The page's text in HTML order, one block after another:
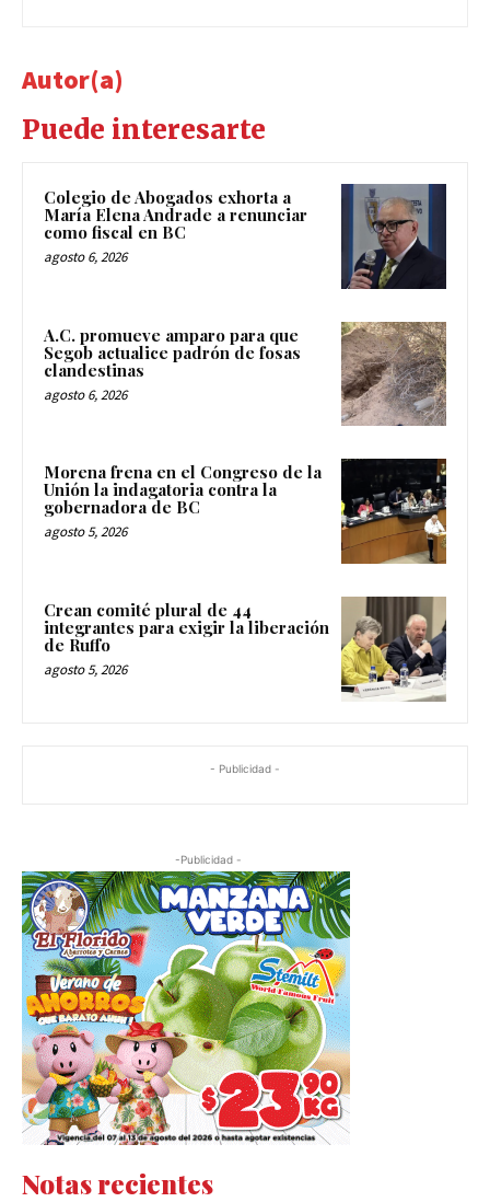
Autor(a)
Puede interesarte
Colegio de Abogados exhorta a
María Elena Andrade a renunciar
como fiscal en BC
agosto 6, 2026
A.C. promueve amparo para que
Segob actualice padrón de fosas
clandestinas
agosto 6, 2026
Morena frena en el Congreso de la
Unión la indagatoria contra la
gobernadora de BC
agosto 5, 2026
Crean comité plural de 44
integrantes para exigir la liberación
de Ruffo
agosto 5, 2026
- Publicidad -
-Publicidad -
Notas recientes